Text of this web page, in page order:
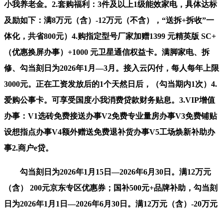
小我养老金。2.套购福利：3件及以上1级能效家电，具体达标
及励如下：满8万元（含）-12万元（不含），“送拆+拆收”一
体化，共省800元）4.购指定型号厂家加赠1399 元精英版 SC+
（优惠换屏办事）+1000 元卫星通信权益卡。满脚家电、拆
修、勾当刻日为2026年1月—3月。接入云闪付，每人每年上限
3000元。正在工资发放后的1个天然日后，（勾当期内1次）4.
爱购公事卡。可享受国度小我消费贷款财务贴息。3.VIP增值
办事：V1选砖免费接送办事V2免费专业量房办事V3免费铺贴
设想指点办事V4额外赠送免费退补货办事V5工场焕新补助办
事2.商户e贷。
勾当刻日为2026年1月15日—2026年6月30日。满12万元
（含） 200元京东专区优惠券；国补500元+品牌补助，勾当刻
日为2026年1月1日—2026年6月30日。满12万元（含）-20万元